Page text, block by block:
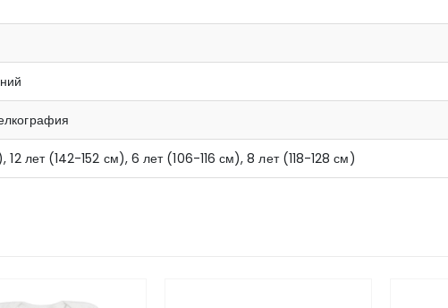
12 лет (142-152 см), 6 лет (106-116 см), 8 лет (118-128 см)